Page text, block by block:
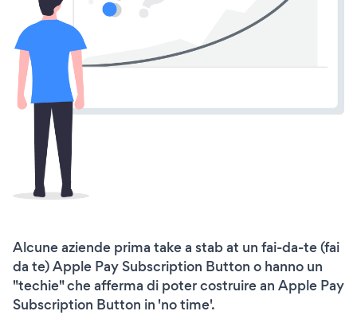
Alcune aziende prima take a stab at un fai-da-te (fai
da te) Apple Pay Subscription Button o hanno un
"techie" che afferma di poter costruire an Apple Pay
Subscription Button in 'no time'.